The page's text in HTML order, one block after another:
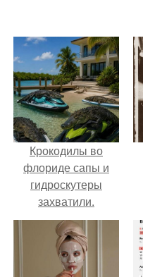
Крокодилы во
флориде сапы и
гидроскутеры
захватили.